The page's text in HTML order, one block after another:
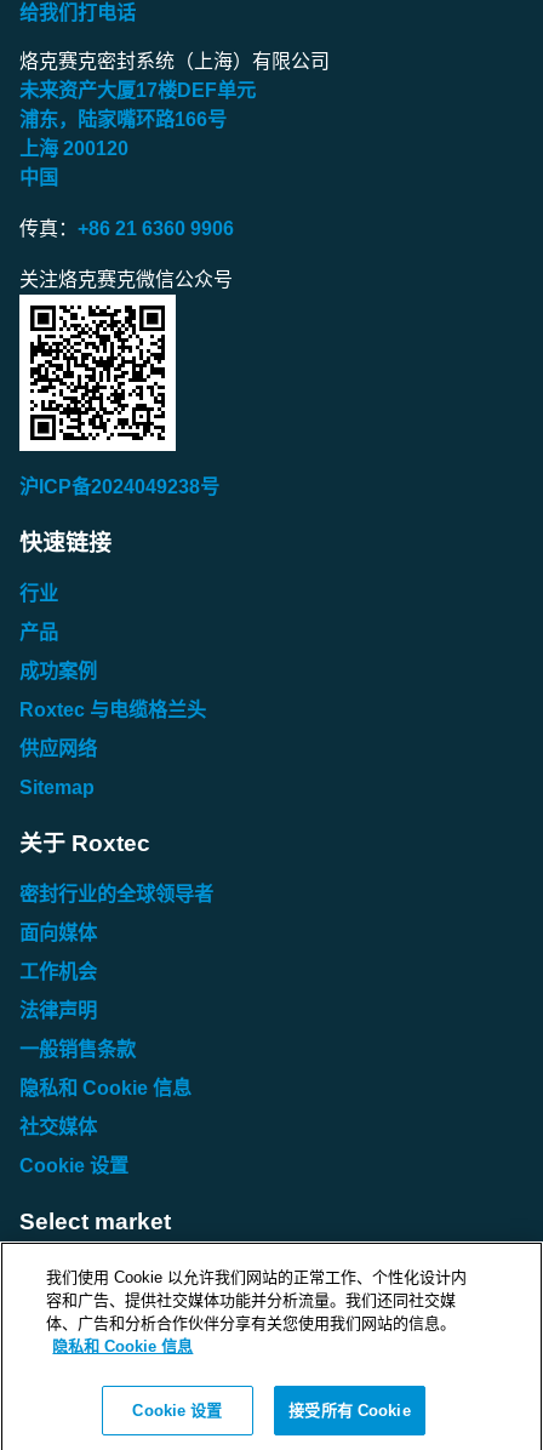
给我们打电话
烙克赛克密封系统（上海）有限公司
未来资产大厦17楼DEF单元
浦东，陆家嘴环路166号
上海 200120
中国
传真： +86 21 6360 9906
关注烙克赛克微信公众号
沪ICP备2024049238号
快速链接
行业
产品
成功案例
Roxtec 与电缆格兰头
供应网络
Sitemap
关于 Roxtec
密封行业的全球领导者
面向媒体
工作机会
法律声明
一般销售条款
隐私和 Cookie 信息
社交媒体
Cookie 设置
Select market
Choose local site
Protecting life and assets
我们使用 Cookie 以允许我们网站的正常工作、个性化设计内
容和广告、提供社交媒体功能并分析流量。我们还同社交媒
体、广告和分析合作伙伴分享有关您使用我们网站的信息。
隐私和 Cookie 信息
Cookie 设置 接受所有 Cookie